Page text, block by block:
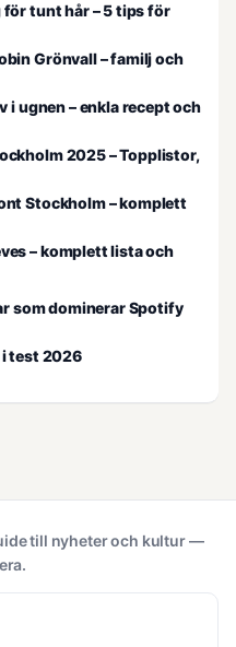
tunt hår – 5 tips för
Grönvall – familj och
i ugnen – enkla recept och
2025 – Topplistor,
Stockholm – komplett
– komplett lista och
som dominerar Spotify
i test 2026
till nyheter och kultur —